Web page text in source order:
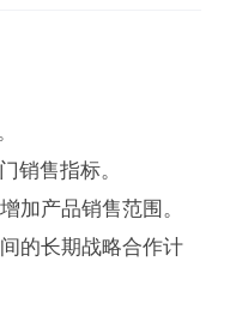
销售指标。
加产品销售范围。
的长期战略合作计